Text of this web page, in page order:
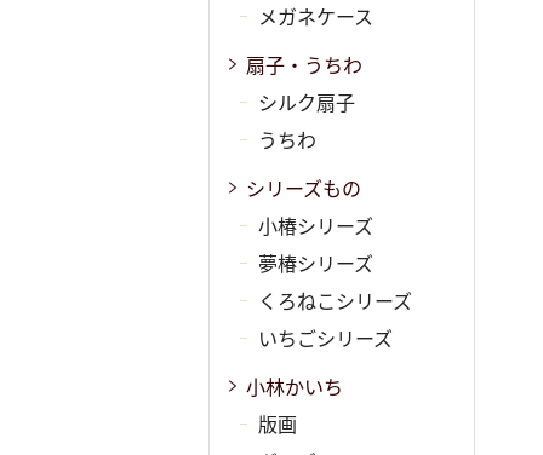
メガネケース
扇子・うちわ
シルク扇子
うちわ
シリーズもの
小椿シリーズ
夢椿シリーズ
くろねこシリーズ
いちごシリーズ
小林かいち
版画